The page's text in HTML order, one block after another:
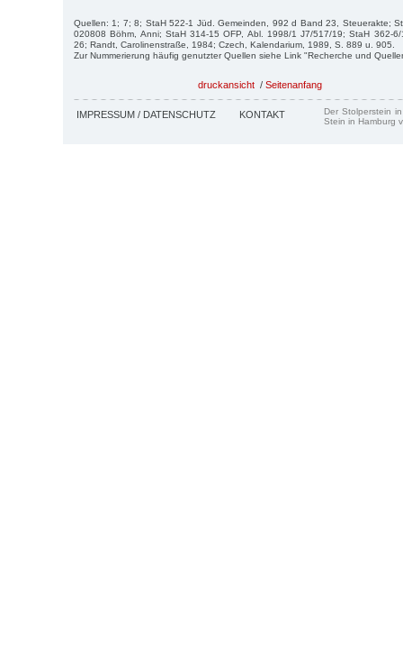
Quellen: 1; 7; 8; StaH 522-1 Jüd. Gemeinden, 992 d Band 23, Steuerakte;
020808 Böhm, Anni; StaH 314-15 OFP, Abl. 1998/1 J7/517/19; StaH 362-6/
26; Randt, Carolinenstraße, 1984; Czech, Kalendarium, 1989, S. 889 u. 905.
Zur Nummerierung häufig genutzter Quellen siehe Link "Recherche und
druckansicht / Seitenanfang
IMPRESSUM / DATENSCHUTZ KONTAKT
Der Stolperstein
Stein in Hamburg